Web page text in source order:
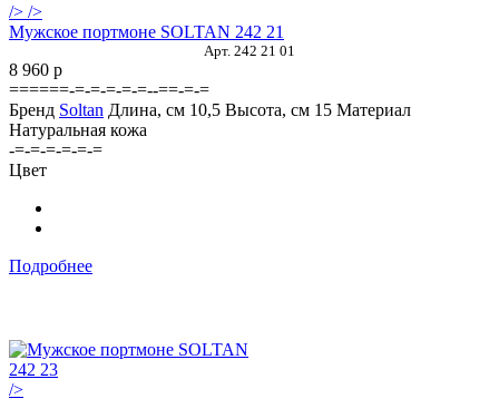
/> />
Мужское портмоне SOLTAN 242 21
Арт. 242 21 01
8 960 p
======-=-=-=-=-=--==-=-=
Бренд Soltan Длина, см 10,5 Высота, см 15 Материал
Натуральная кожа
-=-=-=-=-=-=
Цвет
Подробнее
/>